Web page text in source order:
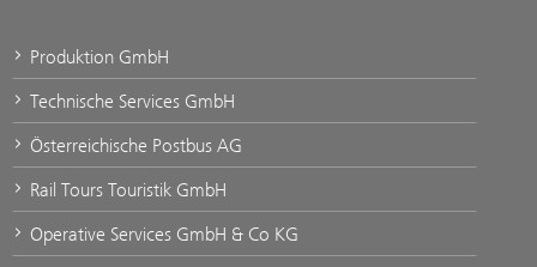
Produktion GmbH
Technische Services GmbH
Österreichische Postbus AG
Rail Tours Touristik GmbH
Operative Services GmbH & Co KG